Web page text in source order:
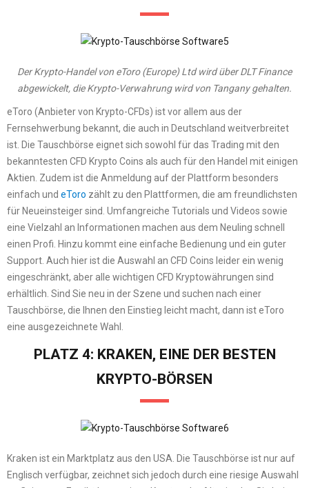
Der Krypto-Handel von eToro (Europe) Ltd wird über DLT Finance
abgewickelt, die Krypto-Verwahrung wird von Tangany gehalten.
eToro (Anbieter von Krypto-CFDs) ist vor allem aus der
Fernsehwerbung bekannt, die auch in Deutschland weitverbreitet
ist. Die Tauschbörse eignet sich sowohl für das Trading mit den
bekanntesten CFD Krypto Coins als auch für den Handel mit einigen
Aktien. Zudem ist die Anmeldung auf der Plattform besonders
einfach und eToro zählt zu den Plattformen, die am freundlichsten
für Neueinsteiger sind. Umfangreiche Tutorials und Videos sowie
eine Vielzahl an Informationen machen aus dem Neuling schnell
einen Profi. Hinzu kommt eine einfache Bedienung und ein guter
Support. Auch hier ist die Auswahl an CFD Coins leider ein wenig
eingeschränkt, aber alle wichtigen CFD Kryptowährungen sind
erhältlich. Sind Sie neu in der Szene und suchen nach einer
Tauschbörse, die Ihnen den Einstieg leicht macht, dann ist eToro
eine ausgezeichnete Wahl.
PLATZ 4: KRAKEN, EINE DER BESTEN
KRYPTO-BÖRSEN
Kraken ist ein Marktplatz aus den USA. Die Tauschbörse ist nur auf
Englisch verfügbar, zeichnet sich jedoch durch eine riesige Auswahl